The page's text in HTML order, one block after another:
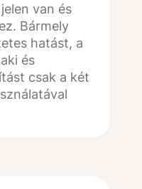
van és
Bármely
hatást, a
és
csak a két